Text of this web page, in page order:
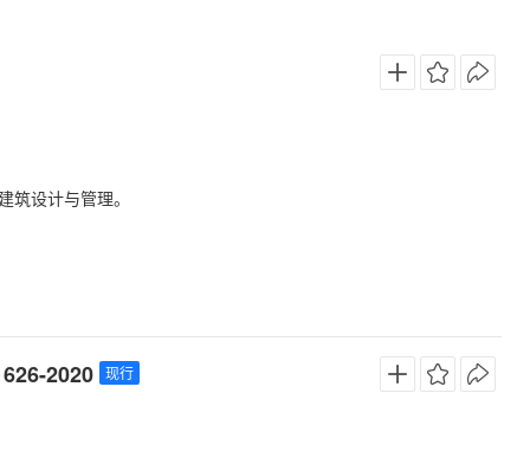
设计与管理。
2020 现行